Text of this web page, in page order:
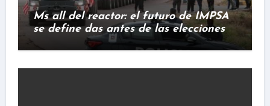
Ms all del reactor: el futuro de IMPSA
se define das antes de las elecciones